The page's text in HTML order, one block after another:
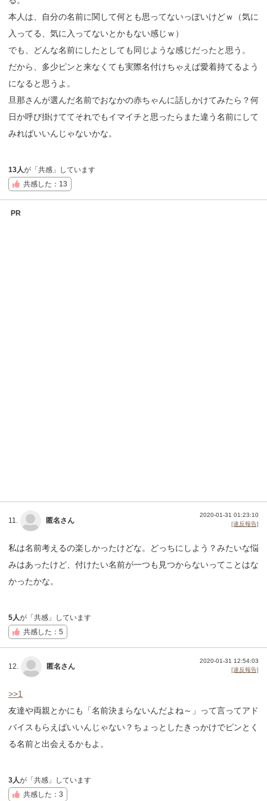
本人は、自分の名前に関して何とも思ってないっぽいけどｗ（気に
入ってる、気に入ってないとかもない感じｗ）
でも、どんな名前にしたとしても同じような感じだったと思う。
だから、多少ピンと来なくても実際名付けちゃえば愛着持てるよう
になると思うよ。
旦那さんが選んだ名前でおなかの赤ちゃんに話しかけてみたら？何
日か呼び掛けててそれでもイマイチと思ったらまた違う名前にして
みればいいんじゃないかな。
13人が「共感」しています
共感した：13
PR
11. 匿名さん
2020-01-31 01:23:10
[違反報告]
私は名前考えるの楽しかったけどな。どっちにしよう？みたいな悩
みはあったけど、付けたい名前が一つも見つからないってことはな
かったかな。
5人が「共感」しています
共感した：5
12. 匿名さん
2020-01-31 12:54:03
[違反報告]
>>1
友達や両親とかにも「名前決まらないんだよね～」って言ってアド
バイスもらえばいいんじゃない？ちょっとしたきっかけでピンとく
る名前と出会えるかもよ。
3人が「共感」しています
共感した：3